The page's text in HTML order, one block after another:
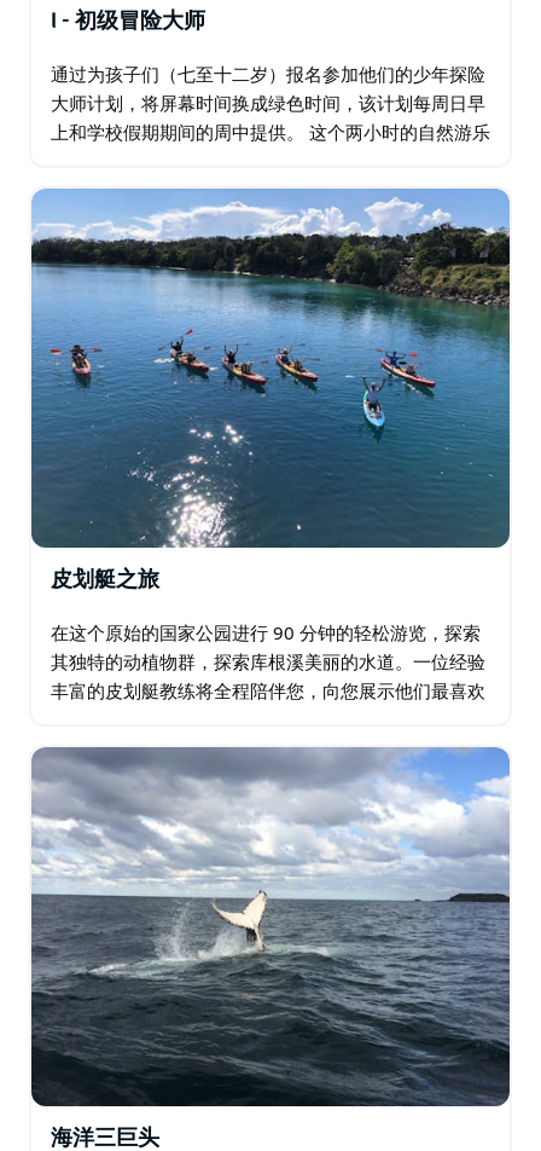
I - 初级冒险大师
通过为孩子们（七至十二岁）报名参加他们的少年探险
大师计划，将屏幕时间换成绿色时间，该计划每周日早
上和学校假期期间的周中提供。 这个两小时的自然游乐
同的活动。 他们通过在站立式单桨冲浪、皮划艇、浮
潜…
皮划艇之旅
在这个原始的国家公园进行 90 分钟的轻松游览，探索
其独特的动植物群，探索库根溪美丽的水道。一位经验
丰富的皮划艇教练将全程陪伴您，向您展示他们最喜欢
旅。 Watersports Guru 适合个人…
海洋三巨头